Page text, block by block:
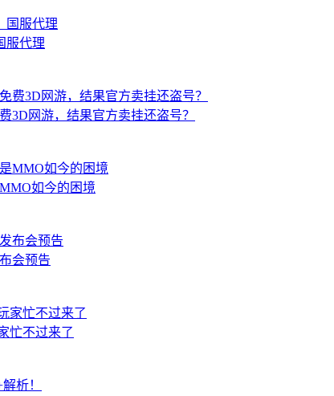
服代理
3D网游，结果官方卖挂还盗号？
如今的困境
会预告
忙不过来了